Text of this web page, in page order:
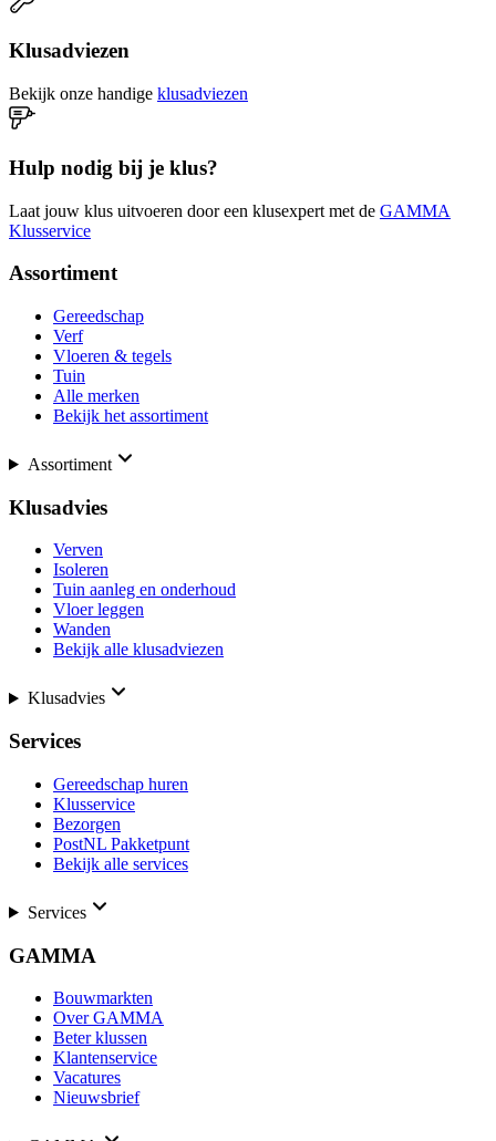
Klusadviezen
Bekijk onze handige klusadviezen
Hulp nodig bij je klus?
Laat jouw klus uitvoeren door een klusexpert met de GAMMA
Klusservice
Assortiment
Gereedschap
Verf
Vloeren & tegels
Tuin
Alle merken
Bekijk het assortiment
Assortiment
Klusadvies
Verven
Isoleren
Tuin aanleg en onderhoud
Vloer leggen
Wanden
Bekijk alle klusadviezen
Klusadvies
Services
Gereedschap huren
Klusservice
Bezorgen
PostNL Pakketpunt
Bekijk alle services
Services
GAMMA
Bouwmarkten
Over GAMMA
Beter klussen
Klantenservice
Vacatures
Nieuwsbrief